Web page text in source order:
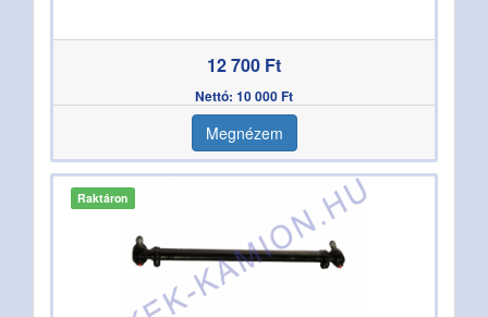
12 700 Ft
Nettó: 10 000 Ft
Megnézem
Raktáron